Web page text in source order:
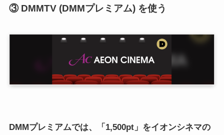
③ DMMTV (DMMプレミアム) を使う
DMMプレミアムでは、「 1,500pt」をイオンシネマの